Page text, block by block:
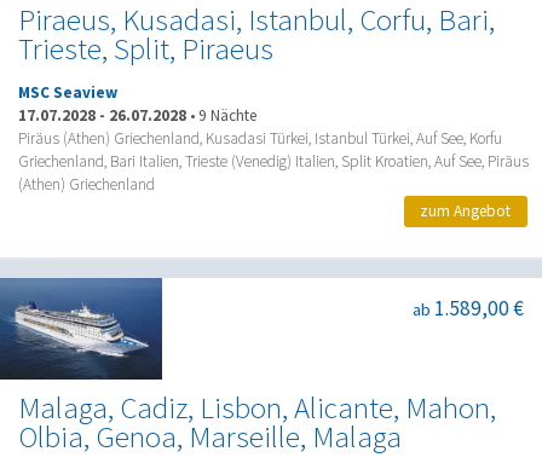
Piraeus, Kusadasi, Istanbul, Corfu, Bari,
Trieste, Split, Piraeus
MSC Seaview
17.07.2028 - 26.07.2028 • 9 Nächte
Piräus (Athen) Griechenland, Kusadasi Türkei, Istanbul Türkei, Auf See, Korfu
Griechenland, Bari Italien, Trieste (Venedig) Italien, Split Kroatien, Auf See, Piräus
(Athen) Griechenland
zum Angebot
Malaga, Cadiz, Lisbon, Alicante, Mahon,
Olbia, Genoa, Marseille, Malaga
ab 1.589,00 €